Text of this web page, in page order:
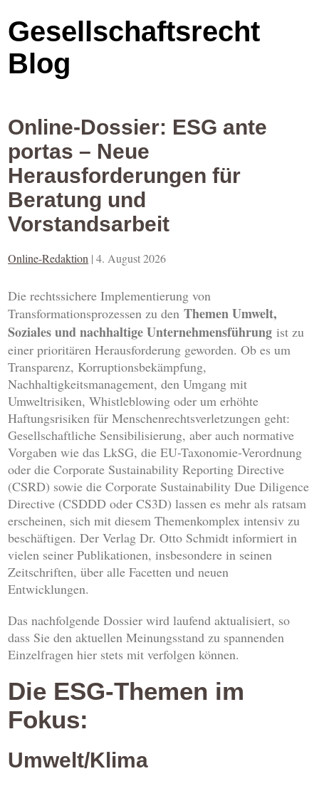
Gesellschaftsrecht
Blog
Online-Dossier: ESG ante
portas – Neue
Herausforderungen für
Beratung und
Vorstandsarbeit
Online-Redaktion |4. August 2026
Die rechtssichere Implementierung von
Transformationsprozessen zu denThemen Umwelt,
Soziales und nachhaltige Unternehmensführung ist zu
einer prioritären Herausforderung geworden. Ob es um
Transparenz, Korruptionsbekämpfung,
Nachhaltigkeitsmanagement, den Umgang mit
Umweltrisiken, Whistleblowing oder um erhöhte
Haftungsrisiken für Menschenrechtsverletzungen geht:
Gesellschaftliche Sensibilisierung, aber auch normative
Vorgaben wie das LkSG, die EU-Taxonomie-Verordnung
oder die Corporate Sustainability Reporting Directive
(CSRD) sowie die Corporate Sustainability Due Diligence
Directive (CSDDD oder CS3D) lassen es mehr als ratsam
erscheinen, sich mit diesem Themenkomplex intensiv zu
beschäftigen. Der Verlag Dr. Otto Schmidt informiert in
vielen seiner Publikationen, insbesondere in seinen
Zeitschriften, über alle Facetten und neuen
Entwicklungen.
Das nachfolgende Dossier wird laufend aktualisiert, so
dass Sie den aktuellen Meinungsstand zu spannenden
Einzelfragen hier stets mit verfolgen können.
Die ESG-Themen im
Fokus:
Umwelt/Klima